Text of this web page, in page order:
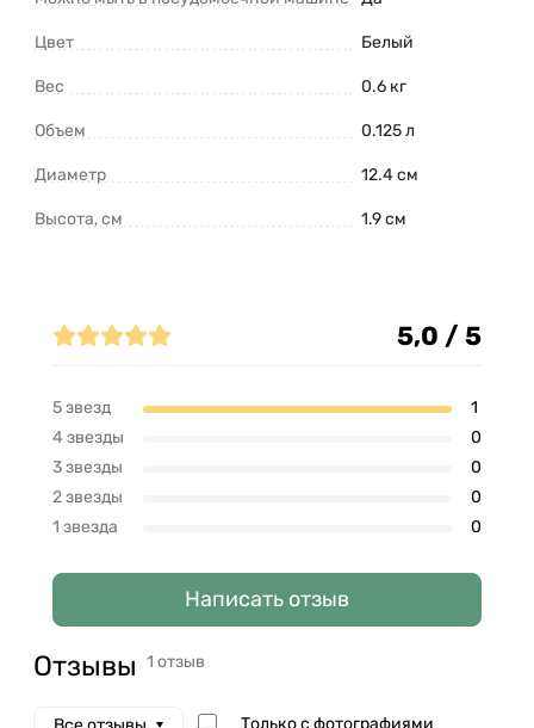
Цвет Белый
Вес 0.6 кг
Объем 0.125 л
Диаметр 12.4 см
Высота, см 1.9 см
Отзывы (1)
5,0 / 5
5 звезд
1
4 звезды
0
3 звезды
0
2 звезды
0
1 звезда
0
Написать отзыв
Отзывы 1 отзыв